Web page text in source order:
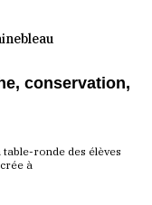
conservation,
table-ronde des élèves
à